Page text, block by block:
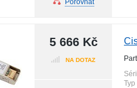
Porovnat
5 666 Kč
NA DOTAZ